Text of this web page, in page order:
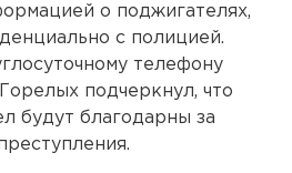
о поджигателях,
с полицией.
телефону
подчеркнул, что
будут благодарны за